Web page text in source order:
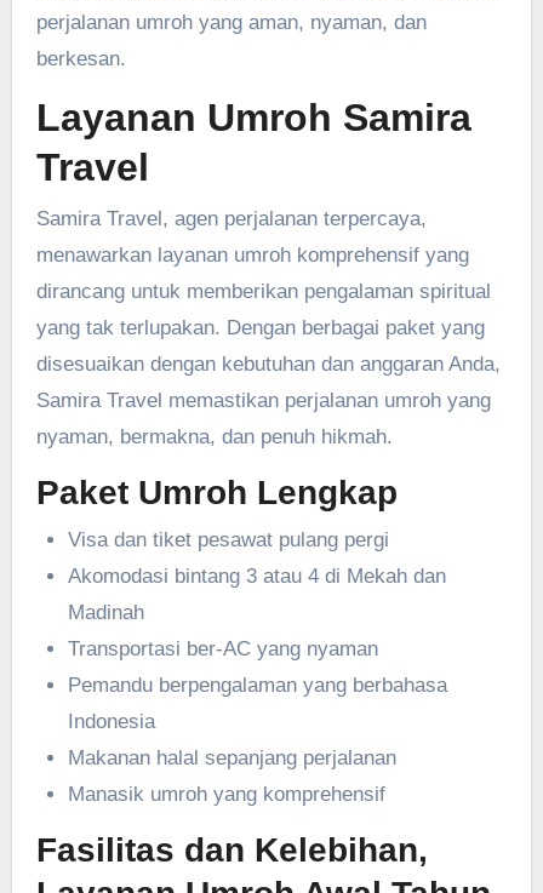
perjalanan umroh yang aman, nyaman, dan
berkesan.
Layanan Umroh Samira
Travel
Samira Travel, agen perjalanan terpercaya,
menawarkan layanan umroh komprehensif yang
dirancang untuk memberikan pengalaman spiritual
yang tak terlupakan. Dengan berbagai paket yang
disesuaikan dengan kebutuhan dan anggaran Anda,
Samira Travel memastikan perjalanan umroh yang
nyaman, bermakna, dan penuh hikmah.
Paket Umroh Lengkap
Visa dan tiket pesawat pulang pergi
Akomodasi bintang 3 atau 4 di Mekah dan
Madinah
Transportasi ber-AC yang nyaman
Pemandu berpengalaman yang berbahasa
Indonesia
Makanan halal sepanjang perjalanan
Manasik umroh yang komprehensif
Fasilitas dan Kelebihan,